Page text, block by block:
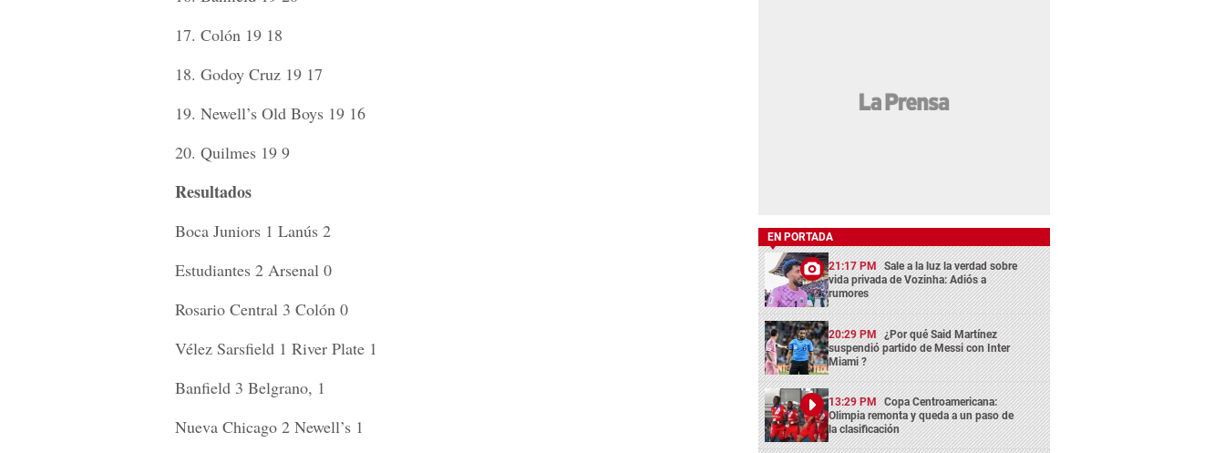
17. Colón 19 18
18. Godoy Cruz 19 17
19. Newell’s Old Boys 19 16
20. Quilmes 19 9
Resultados
Boca Juniors 1 Lanús 2
Estudiantes 2 Arsenal 0
Rosario Central 3 Colón 0
Vélez Sarsfield 1 River Plate 1
Banfield 3 Belgrano, 1
Nueva Chicago 2 Newell’s 1
EN PORTADA
21:17 PM Sale a la luz la verdad sobre
vida privada de Vozinha: Adiós a
rumores
20:29 PM ¿Por qué Said Martínez
suspendió partido de Messi con Inter
Miami ?
13:29 PM Copa Centroamericana:
Olimpia remonta y queda a un paso de
la clasificación